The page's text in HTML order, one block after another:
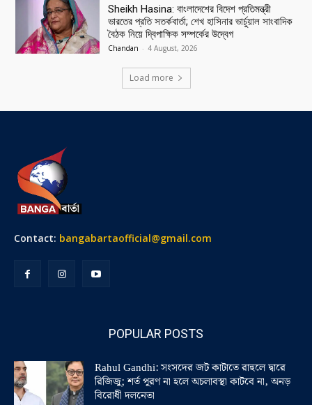
Sheikh Hasina: বাংলাদেশের বিদেশ প্রতিমন্ত্রী
ভারতের প্রতি সতর্কবার্তা; শেখ হাসিনার ভার্চুয়াল সাংবাদিক
বৈঠক নিয়ে দ্বিপাক্ষিক সম্পর্কের উদ্বেগ
Chandan - 4 August, 2026
Load more
Contact: bangabartaofficial@gmail.com
POPULAR POSTS
Rahul Gandhi: সংসদের জট কাটাতে রাহুলে দ্বারে
রিজিজু; শর্ত পূরণ না হলে অচলাবস্থা কাটবে না, অনড়
বিরোধী দলনেতা